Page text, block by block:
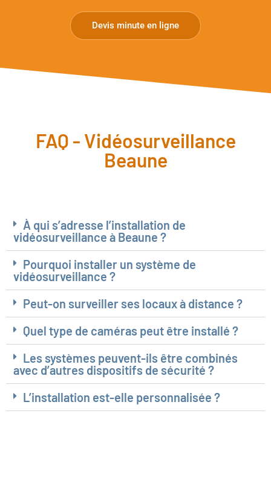
Devis minute en ligne
FAQ - Vidéosurveillance
Beaune
À qui s’adresse l’installation de
vidéosurveillance à Beaune ?
Pourquoi installer un système de
vidéosurveillance ?
Peut-on surveiller ses locaux à distance ?
Quel type de caméras peut être installé ?
Les systèmes peuvent-ils être combinés
avec d’autres dispositifs de sécurité ?
L’installation est-elle personnalisée ?